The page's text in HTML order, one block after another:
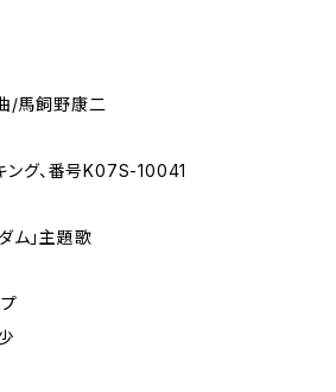
/馬飼野康二
ング、番号K07S-10041
ム」主題歌